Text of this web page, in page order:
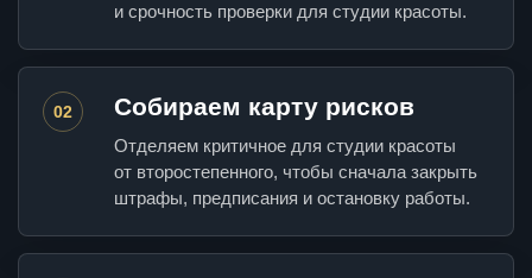
и срочность проверки для студии красоты.
02 Собираем карту рисков
Отделяем критичное для студии красоты
от второстепенного, чтобы сначала закрыть
штрафы, предписания и остановку работы.